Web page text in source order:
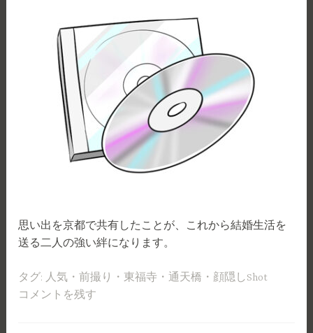
思い出を京都で共有したことが、これから結婚生活を
送る二人の強い絆になります。
タグ: 人気 ・前撮り ・ 東福寺 ・通天橋 ・ 顔隠しShot
コメントを残す